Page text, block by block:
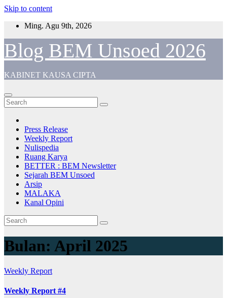
Skip to content
Ming. Agu 9th, 2026
Blog BEM Unsoed 2026
KABINET KAUSA CIPTA
Press Release
Weekly Report
Nulispedia
Ruang Karya
BETTER : BEM Newsletter
Sejarah BEM Unsoed
Arsip
MALAKA
Kanal Opini
Bulan: April 2025
Weekly Report
Weekly Report #4